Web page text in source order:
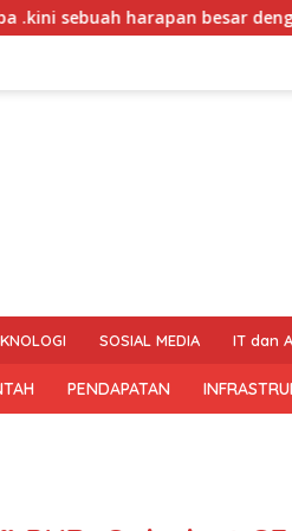
besar dengan kehamilan iBu
SOSIAL MEDIA IT dan
PENDAPATAN